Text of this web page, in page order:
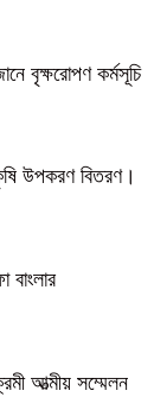
বৃক্ষরোপণ কর্মসূচি
উপকরণ বিতরণ।
আত্মীয় সম্মেলন